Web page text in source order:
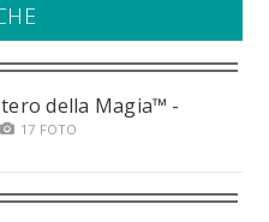
della Magia™ -
17 FOTO